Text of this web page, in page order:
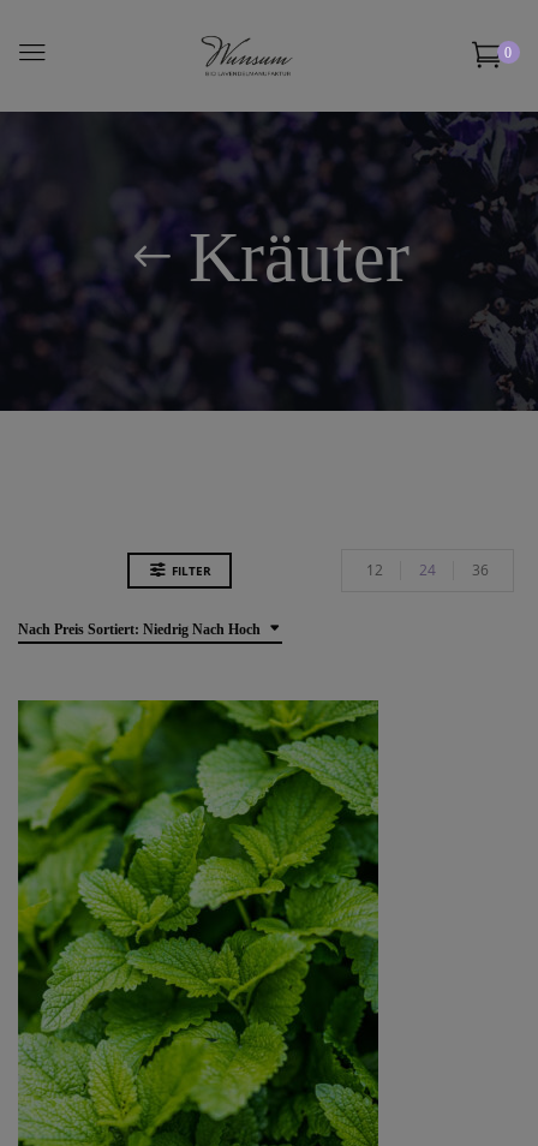
0
Kräuter
FILTER
Nach Preis Sortiert: Niedrig Nach Hoch
12 24 36